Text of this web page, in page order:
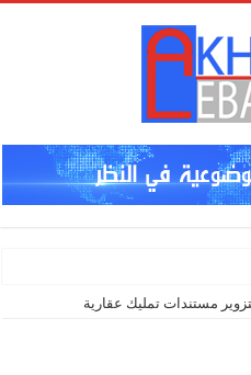
مستندات تمليك عقارية